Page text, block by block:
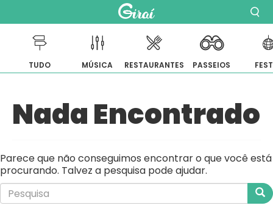
para
o
conteúdo
TUDO MÚSICA RESTAURANTES PASSEIOS
Nada Encontrado
Parece que não conseguimos encontrar o que você está
procurando. Talvez a pesquisa pode ajudar.